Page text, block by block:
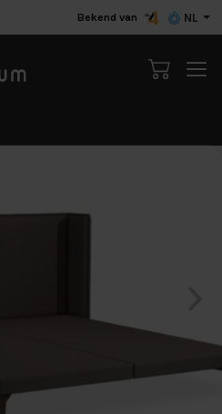
Bekend van NL